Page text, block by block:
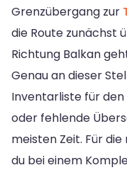
Grenzübergang zur
die Route zunächst
Richtung Balkan
Genau an dieser
Inventarliste für
oder fehlende
meisten Zeit. Für
du bei einem